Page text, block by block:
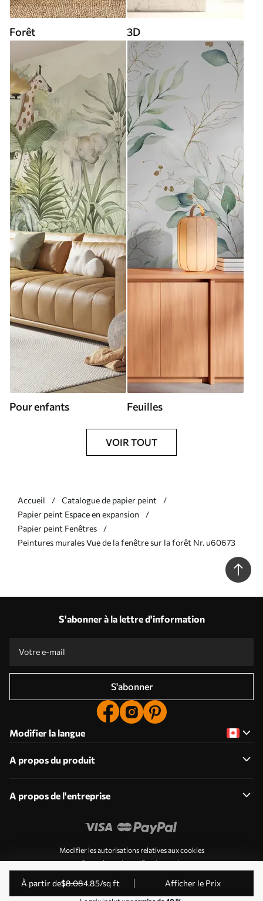
à partir de$8.084.85/sq ft Afficher le Prix
Forêt 3D
Pour enfants Feuilles
VOIR TOUT
Accueil
Catalogue de papier peint
Papier peint Espace en expansion
Papier peint Fenêtres
Peintures murales Vue de la fenêtre sur la forêt Nr. u60673
S'abonner à la lettre d'information
S'abonner
Modifier la langue
A propos du produit
A propos de l'entreprise
Modifier les autorisations relatives aux cookies
Paramètres de notification push
© 2011-2026 Uwalls . Tous droits réservés. Exploité par
KLW Sp. z o.o. Numéro de TVA : PL9223057591.